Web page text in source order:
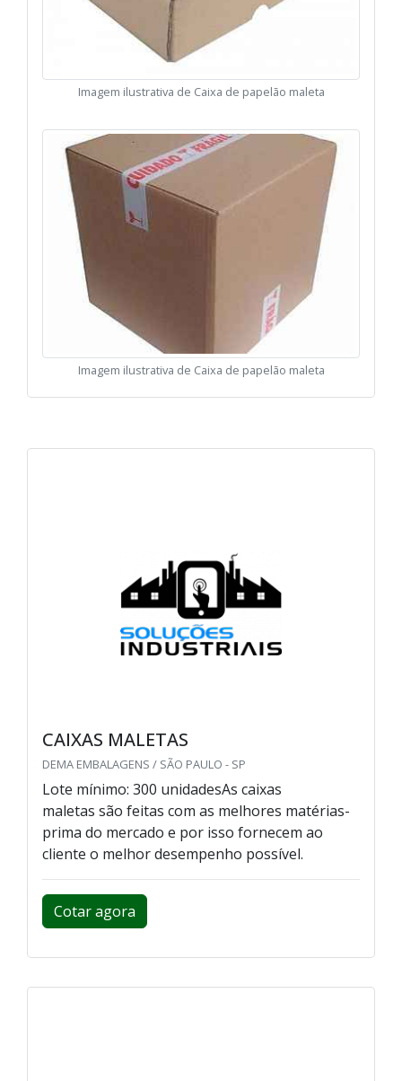
Imagem ilustrativa de Caixa de papelão maleta
Imagem ilustrativa de Caixa de papelão maleta
CAIXAS MALETAS
DEMA EMBALAGENS / SÃO PAULO - SP
Lote mínimo: 300 unidadesAs caixas
maletas são feitas com as melhores matérias-
prima do mercado e por isso fornecem ao
cliente o melhor desempenho possível.
Cotar agora